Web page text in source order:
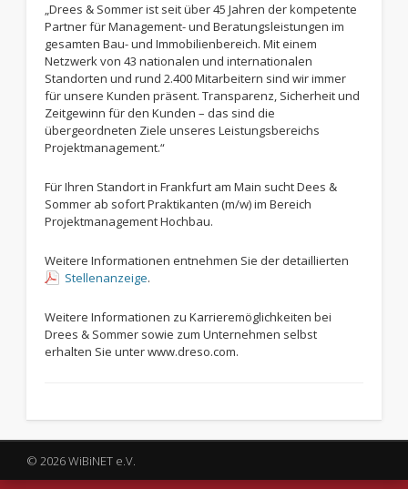
„Drees & Sommer ist seit über 45 Jahren der kompetente
Partner für Management- und Beratungsleistungen im
gesamten Bau- und Immobilienbereich. Mit einem
Netzwerk von 43 nationalen und internationalen
Standorten und rund 2.400 Mitarbeitern sind wir immer
für unsere Kunden präsent. Transparenz, Sicherheit und
Zeitgewinn für den Kunden – das sind die
übergeordneten Ziele unseres Leistungsbereichs
Projektmanagement.“
Für Ihren Standort in Frankfurt am Main sucht Dees &
Sommer ab sofort Praktikanten (m/w) im Bereich
Projektmanagement Hochbau.
Weitere Informationen entnehmen Sie der detaillierten
Stellenanzeige.
Weitere Informationen zu Karrieremöglichkeiten bei
Drees & Sommer sowie zum Unternehmen selbst
erhalten Sie unter www.dreso.com.
© 2026 WiBiNET e.V.